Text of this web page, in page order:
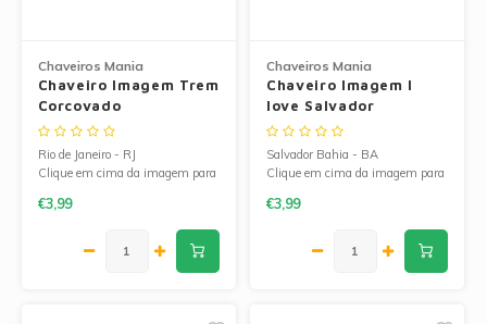
Chaveiros Mania
Chaveiro Imagem Trem
Corcovado
Rio de Janeiro - RJ
Clique em cima da imagem para
€3,99
Chaveiros Mania
Chaveiro Imagem I
love Salvador
Salvador Bahia - BA
Clique em cima da imagem para
€3,99